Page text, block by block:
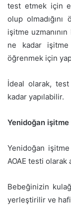
test etmek için
olup
işitme
ne kadar
öğrenmek için
İdeal olarak,
kadar yapılabilir.
Yenidoğan işitme
Yenidoğan
AOAE testi olarak
Bebeğinizin
yerleştirilir ve